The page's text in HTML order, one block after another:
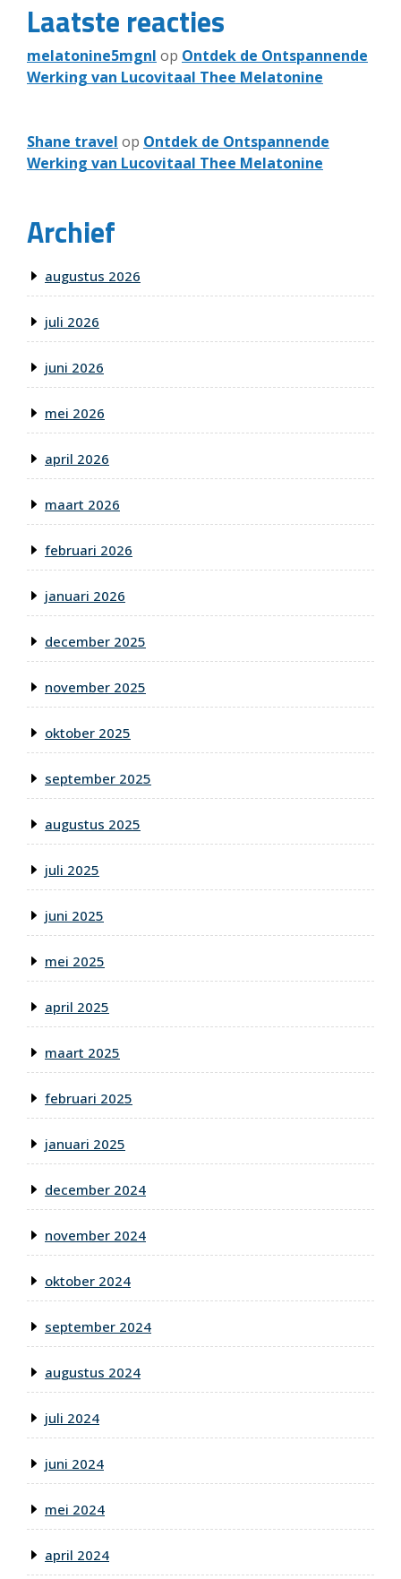
Laatste reacties
melatonine5mgnl op Ontdek de Ontspannende
Werking van Lucovitaal Thee Melatonine
Shane travel op Ontdek de Ontspannende
Werking van Lucovitaal Thee Melatonine
Archief
augustus 2026
juli 2026
juni 2026
mei 2026
april 2026
maart 2026
februari 2026
januari 2026
december 2025
november 2025
oktober 2025
september 2025
augustus 2025
juli 2025
juni 2025
mei 2025
april 2025
maart 2025
februari 2025
januari 2025
december 2024
november 2024
oktober 2024
september 2024
augustus 2024
juli 2024
juni 2024
mei 2024
april 2024